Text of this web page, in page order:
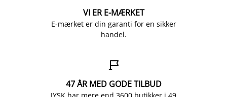
VI ER E-MÆRKET
E-mærket er din garanti for en sikker
handel.

47 ÅR MED GODE TILBUD